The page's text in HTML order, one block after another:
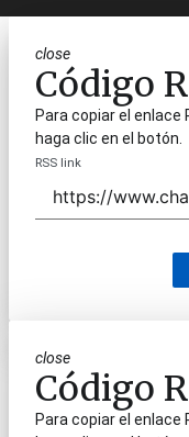
close
Código
Para copiar el enlace
haga clic en el botón.
RSS link
close
Código
Para copiar el enlace